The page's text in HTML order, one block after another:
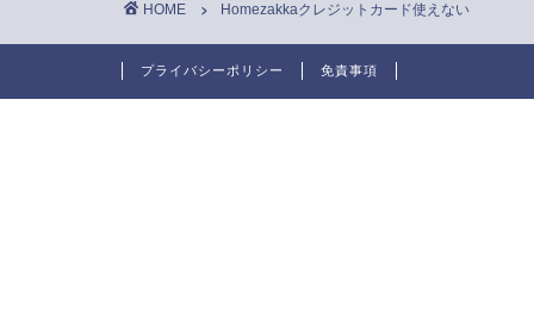
HOME Homezakkaクレジットカード使えない
プライバシーポリシー 免責事項